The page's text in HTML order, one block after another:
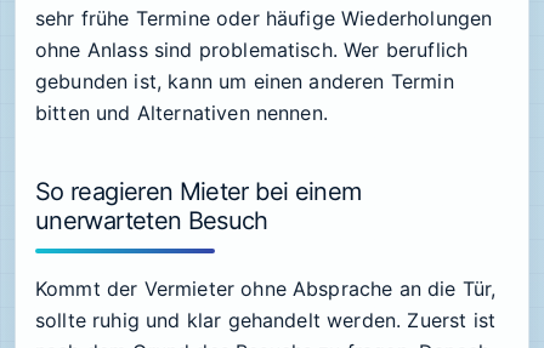
sehr frühe Termine oder häufige Wiederholungen
ohne Anlass sind problematisch. Wer beruflich
gebunden ist, kann um einen anderen Termin
bitten und Alternativen nennen.
So reagieren Mieter bei einem
unerwarteten Besuch
Kommt der Vermieter ohne Absprache an die Tür,
sollte ruhig und klar gehandelt werden. Zuerst ist